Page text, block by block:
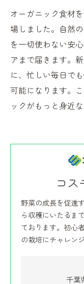
オーガニック食材
場しました。自然
を一切使わない安
アまで届きます。
に、忙しい毎日で
可能になります。
ックがもっと身近
コ
野菜の成長を促進
ら収穫にいたるま
ております。初心
の栽培にチャレン
千葉